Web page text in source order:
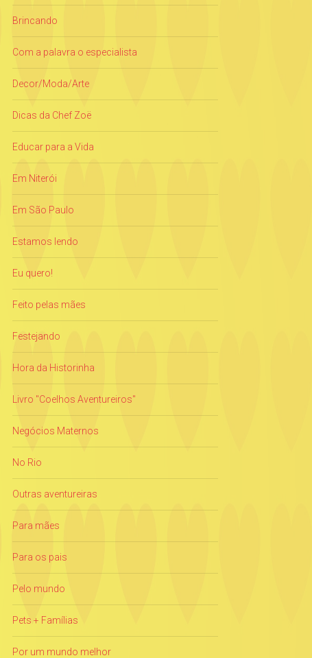
Brincando
Com a palavra o especialista
Decor/Moda/Arte
Dicas da Chef Zoë
Educar para a Vida
Em Niterói
Em São Paulo
Estamos lendo
Eu quero!
Feito pelas mães
Festejando
Hora da Historinha
Livro "Coelhos Aventureiros"
Negócios Maternos
No Rio
Outras aventureiras
Para mães
Para os pais
Pelo mundo
Pets + Famílias
Por um mundo melhor